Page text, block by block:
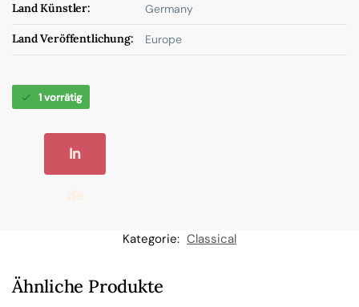
Land Künstler: Germany
Land Veröffentlichung: Europe
1 vorrätig
In
W
Kategorie: Classical
Ähnliche Produkte